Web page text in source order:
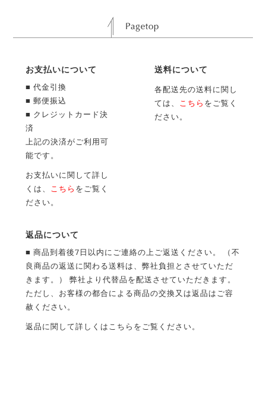
お支払いについて
■ 代金引換
■ 郵便振込
■ クレジットカード決
済
上記の決済がご利用可
能です。
お支払いに関して詳し
くは、 こちら をご覧く
ださい。
送料について
各配送先の送料に関し
ては、 こちら をご覧く
ださい。
返品について
■ 商品到着後7日以内にご連絡の上ご返送ください。 （不
良商品の返送に関わる送料は、弊社負担とさせていただ
きます。） 弊社より代替品を配送させていただきます。
ただし、お客様の都合による商品の交換又は返品はご容
赦ください。
返品に関して詳しくはこちら をご覧ください。